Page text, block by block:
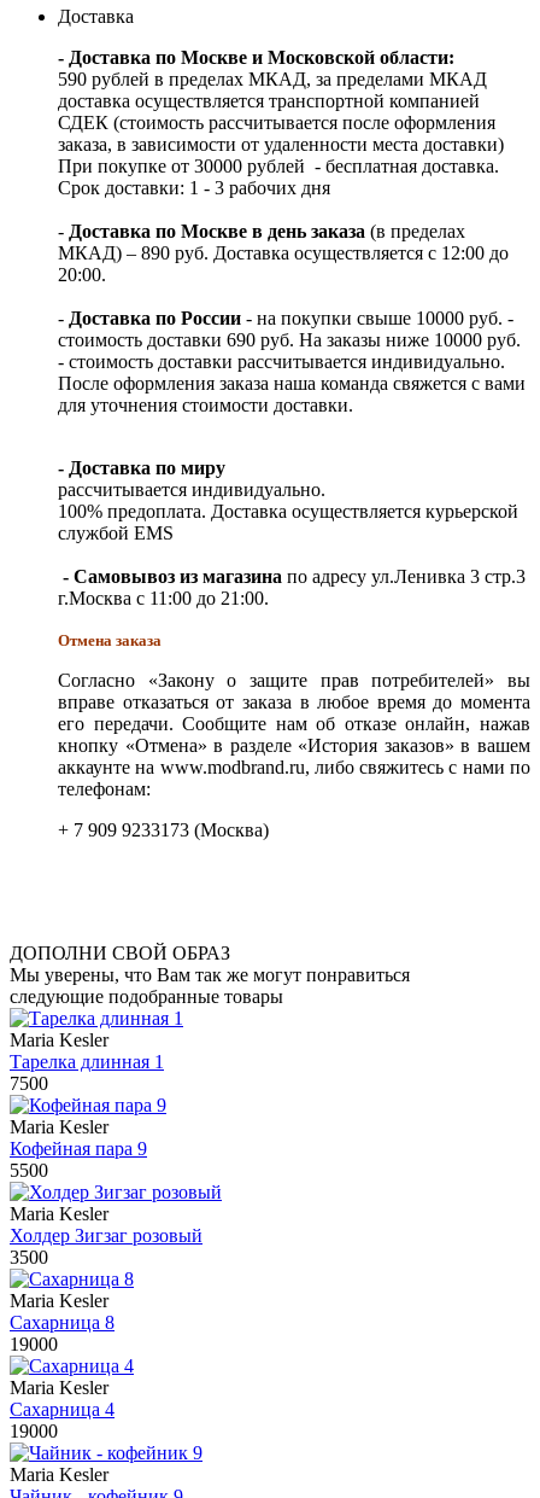
Доставка
- Доставка по Москве и Московской области:
590 рублей в пределах МКАД, за пределами МКАД
доставка осуществляется транспортной компанией
СДЕК (стоимость рассчитывается после оформления
заказа, в зависимости от удаленности места доставки)
При покупке от 30000 рублей - бесплатная доставка.
Срок доставки: 1 - 3 рабочих дня
- Доставка по Москве в день заказа (в пределах
МКАД) – 890 руб. Доставка осуществляется с 12:00 до
20:00.
- Доставка по России - на покупки свыше 10000 руб. -
стоимость доставки 690 руб. На заказы ниже 10000 руб.
- стоимость доставки рассчитывается индивидуально.
После оформления заказа наша команда свяжется с вами
для уточнения стоимости доставки.
- Доставка по миру
рассчитывается индивидуально.
100% предоплата. Доставка осуществляется курьерской
службой EMS
- Самовывоз из магазина по адресу ул.Ленивка 3 стр.3
г.Москва с 11:00 до 21:00.
Отмена заказа
Согласно «Закону о защите прав потребителей» вы
вправе отказаться от заказа в любое время до момента
его передачи. Сообщите нам об отказе онлайн, нажав
кнопку «Отмена» в разделе «История заказов» в вашем
аккаунте на www.modbrand.ru, либо свяжитесь с нами по
телефонам:
+ 7 909 9233173 (Москва)
ДОПОЛНИ СВОЙ ОБРАЗ
Мы уверены, что Вам так же могут понравиться
следующие подобранные товары
Maria Kesler
Тарелка длинная 1
7500
Maria Kesler
Кофейная пара 9
5500
Maria Kesler
Холдер Зигзаг розовый
3500
Maria Kesler
Сахарница 8
19000
Maria Kesler
Сахарница 4
19000
Maria Kesler